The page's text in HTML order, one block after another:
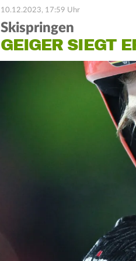
10.12.2023, 17:59 Uhr
Skispringen
GEIGER SIEGT